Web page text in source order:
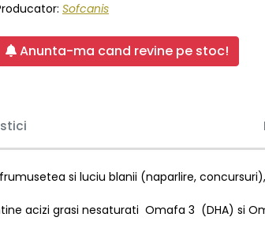
Sofcanis
Anunta-ma cand revine pe stoc!
si luciu blanii (naparlire,
acizi grasi nesaturati Omafa 3 (DHA) si